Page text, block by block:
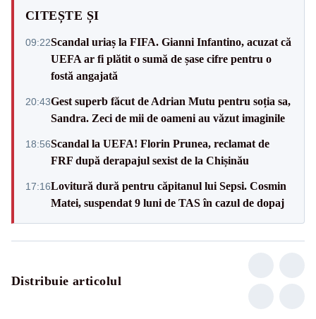
CITEȘTE ȘI
09:22Scandal uriaș la FIFA. Gianni Infantino, acuzat că
UEFA ar fi plătit o sumă de șase cifre pentru o
fostă angajată
20:43Gest superb făcut de Adrian Mutu pentru soția sa,
Sandra. Zeci de mii de oameni au văzut imaginile
18:56Scandal la UEFA! Florin Prunea, reclamat de
FRF după derapajul sexist de la Chișinău
17:16Lovitură dură pentru căpitanul lui Sepsi. Cosmin
Matei, suspendat 9 luni de TAS în cazul de dopaj
Distribuie articolul